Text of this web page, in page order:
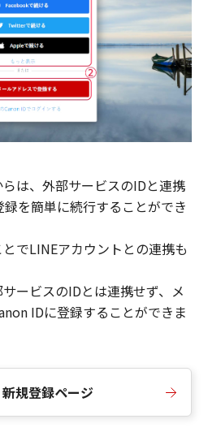
は、外部サービスのIDと連携
を簡単に続行することができ
とでLINEアカウントとの連携も
ービスのIDとは連携せず、メ
IDに登録することができま
規登録ページ